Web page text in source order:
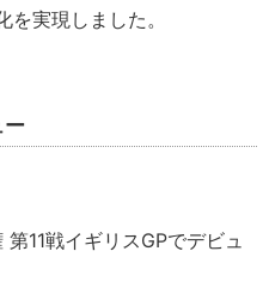
実現しました。
ー
11戦イギリスGPでデビュ